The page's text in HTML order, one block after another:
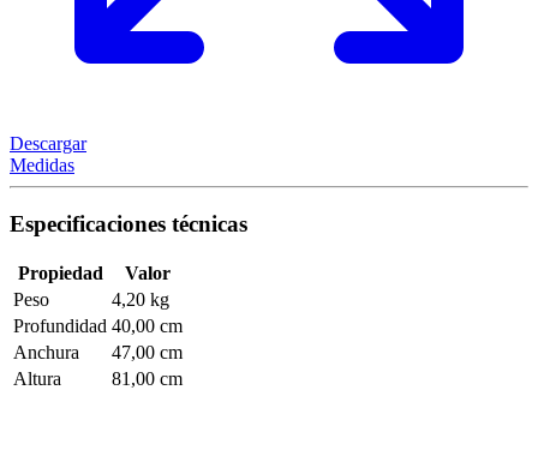
Descargar
Medidas
Especificaciones técnicas
Propiedad
Valor
Peso
4,20 kg
Profundidad 40,00 cm
Anchura
47,00 cm
Altura
81,00 cm